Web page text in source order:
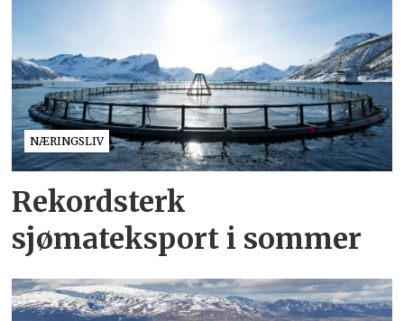
NÆRINGSLIV
Rekordsterk
sjømateksport i sommer